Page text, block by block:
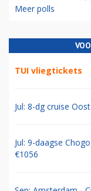
Meer polls
TUI vliegtickets
Jul: 8-dg cruise
Jul: 9-daagse
€1056